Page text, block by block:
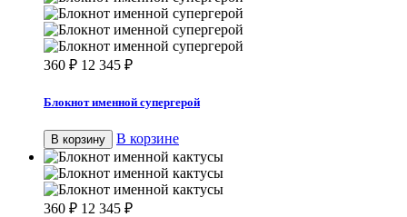
360 ₽ 12 345 ₽
Блокнот именной супергерой
В корзину В корзине
360 ₽ 12 345 ₽